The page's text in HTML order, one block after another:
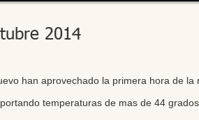
2014
han aprovechado la primera hora de
temperaturas de mas de 44